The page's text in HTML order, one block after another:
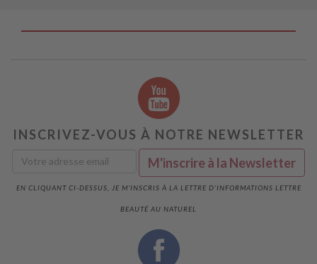
INSCRIVEZ-VOUS À NOTRE NEWSLETTER
EN CLIQUANT CI-DESSUS, JE M'INSCRIS À LA LETTRE D'INFORMATIONS LETTRE
BEAUTÉ AU NATUREL